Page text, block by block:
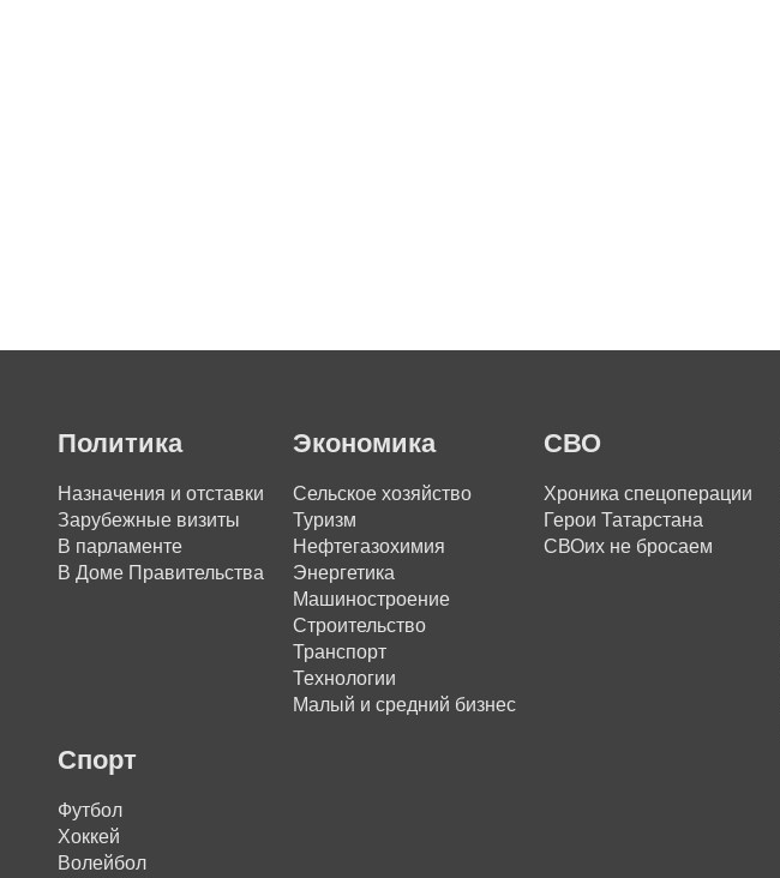
Политика
Назначения и отставки
Зарубежные визиты
В парламенте
В Доме Правительства
Экономика
Сельское хозяйство
Туризм
Нефтегазохимия
Энергетика
Машиностроение
Строительство
Транспорт
Технологии
Малый и средний бизнес
СВО
Хроника спецоперации
Герои Татарстана
СВОих не бросаем
Спорт
Футбол
Хоккей
Волейбол